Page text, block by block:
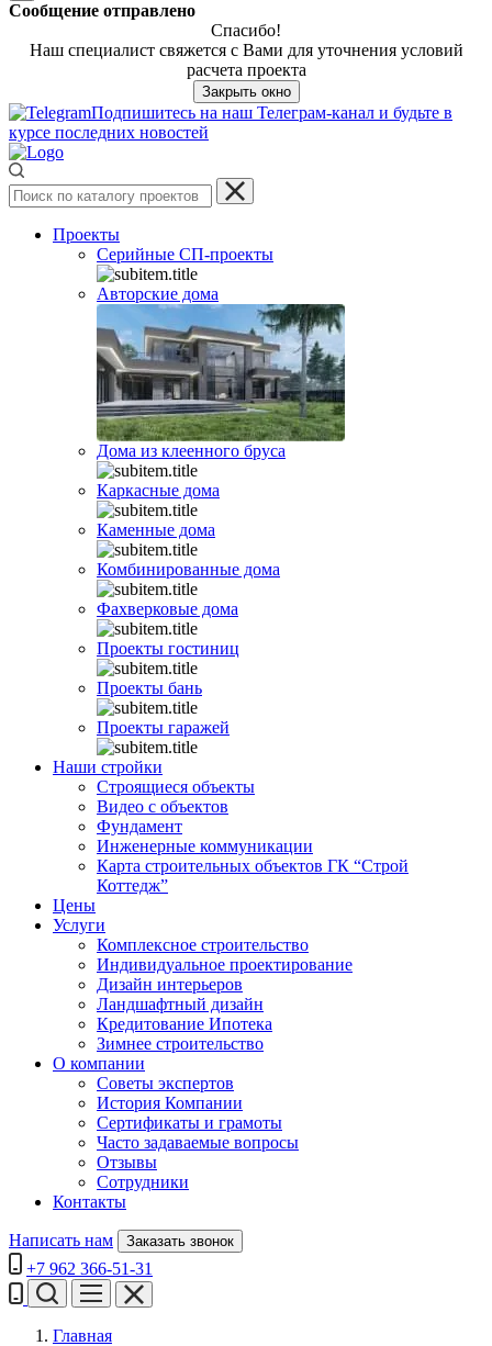
Сообщение отправлено
Спасибо!
Наш специалист свяжется с Вами для уточнения условий
расчета проекта
Закрыть окно
Подпишитесь на наш Телеграм-канал и будьте в
курсе последних новостей
Проекты
Серийные СП-проекты
Авторские дома
Дома из клеенного бруса
Каркасные дома
Каменные дома
Комбинированные дома
Фахверковые дома
Проекты гостиниц
Проекты бань
Проекты гаражей
Наши стройки
Строящиеся объекты
Видео с объектов
Фундамент
Инженерные коммуникации
Карта строительных объектов ГК “Строй
Коттедж”
Цены
Услуги
Комплексное строительство
Индивидуальное проектирование
Дизайн интерьеров
Ландшафтный дизайн
Кредитование Ипотека
Зимнее строительство
О компании
Советы экспертов
История Компании
Сертификаты и грамоты
Часто задаваемые вопросы
Отзывы
Сотрудники
Контакты
Написать нам Заказать звонок
+7 962 366-51-31
Главная